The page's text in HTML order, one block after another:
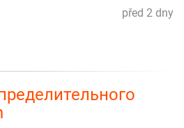
před 2 dny